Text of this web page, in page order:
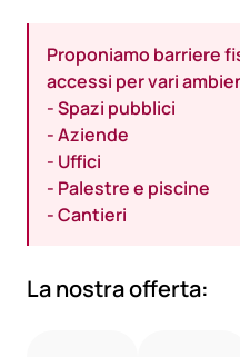
Proponiamo barriere
accessi per vari
- Spazi pubblici
- Aziende
- Uffici
- Palestre e piscine
- Cantieri
La nostra offerta: